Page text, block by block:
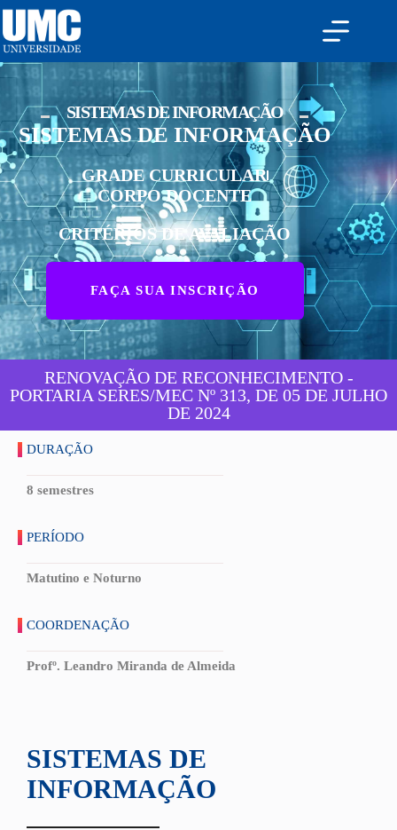
SISTEMAS DE INFORMAÇÃO
SISTEMAS DE INFORMAÇÃO
GRADE CURRICULAR
CORPO DOCENTE
CRITÉRIOS DE AVALIAÇÃO
FAÇA SUA INSCRIÇÃO
RENOVAÇÃO DE RECONHECIMENTO -
PORTARIA SERES/MEC Nº 313, DE 05 DE JULHO
DE 2024
DURAÇÃO
8 semestres
PERÍODO
Matutino e Noturno
COORDENAÇÃO
Profº. Leandro Miranda de Almeida
SISTEMAS DE
INFORMAÇÃO